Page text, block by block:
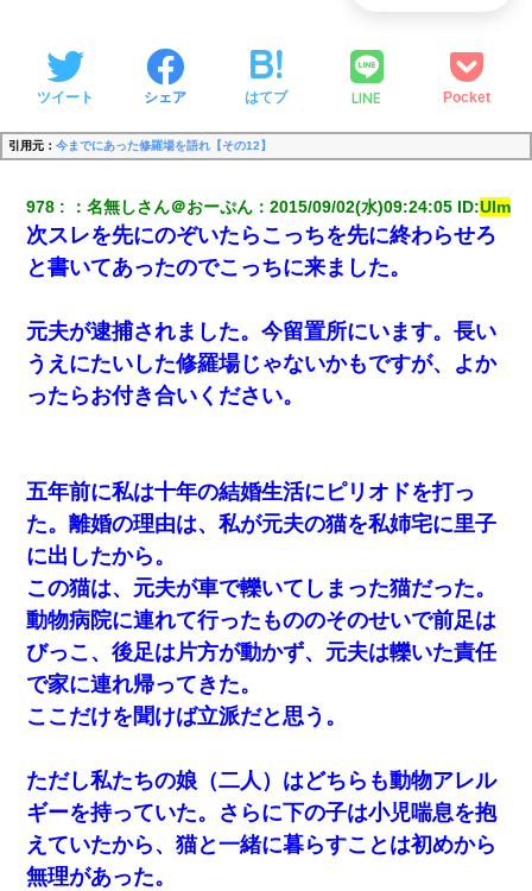
ツイート シェア はてブ LINE Pocket
引用元： 今までにあった修羅場を語れ【その12】
978 ：名無しさん＠おーぷん ：2015/09/02(水)09:24:05 ID:Ulm
次スレを先にのぞいたらこっちを先に終わらせろ
と書いてあったのでこっちに来ました。
元夫が逮捕されました。今留置所にいます。長い
うえにたいした修羅場じゃないかもですが、よか
ったらお付き合いください。
五年前に私は十年の結婚生活にピリオドを打っ
た。離婚の理由は、私が元夫の猫を私姉宅に里子
に出したから。
この猫は、元夫が車で轢いてしまった猫だった。
動物病院に連れて行ったもののそのせいで前足は
びっこ、後足は片方が動かず、元夫は轢いた責任
で家に連れ帰ってきた。
ここだけを聞けば立派だと思う。
ただし私たちの娘（二人）はどちらも動物アレル
ギーを持っていた。さらに下の子は小児喘息を抱
えていたから、猫と一緒に暮らすことは初めから
無理があった。